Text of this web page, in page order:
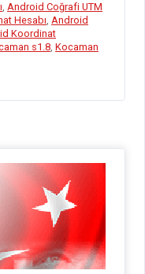
, Android Coğrafi UTM
Hesabı, Android
Koordinat
s1.8, Kocaman